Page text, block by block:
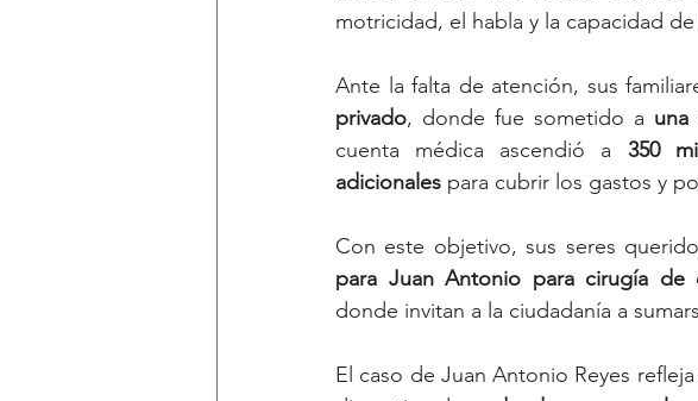
motricidad, el habla y la capacidad
Ante la falta de atención, sus
privado, donde fue sometido a una
cuenta médica ascendió a 350
adicionales para cubrir los gastos y
Con este objetivo, sus seres
para Juan Antonio para cirugía de
donde invitan a la ciudadanía a
El caso de Juan Antonio Reyes